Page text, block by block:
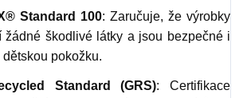
Standard 100: Zaručuje, že výrobky
žádné škodlivé látky a jsou bezpečné i
pokožku.
Standard (GRS): Certifikace